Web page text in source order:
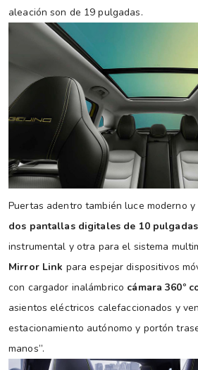
aleación son de 19 pulgadas.
Puertas adentro también luce moderno
dos pantallas digitales de 10 pulgadas
instrumental y otra para el sistema
Mirror Link para espejar dispositivos
con cargador inalámbrico cámara 360º
asientos eléctricos calefaccionados y
estacionamiento autónomo y portón
manos”.